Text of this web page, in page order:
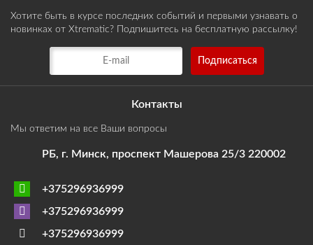
Хотите быть в курсе последних событий и первыми узнавать о
новинках от Xtrematic? Подпишитесь на бесплатную рассылку!
Контакты
Мы ответим на все Ваши вопросы
РБ, г. Минск, проспект Машерова 25/3 220002
+375296936999
+375296936999
+375296936999